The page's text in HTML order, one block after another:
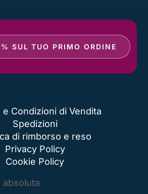
SUL TUO PRIMO ORDINE
e Condizioni di Vendita
Spedizioni
di rimborso e reso
Privacy Policy
Cookie Policy